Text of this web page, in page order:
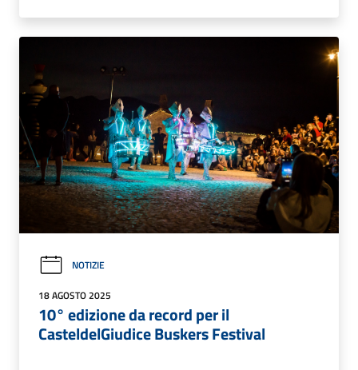
NOTIZIE
18 AGOSTO 2025
10° edizione da record per il
CasteldelGiudice Buskers Festival